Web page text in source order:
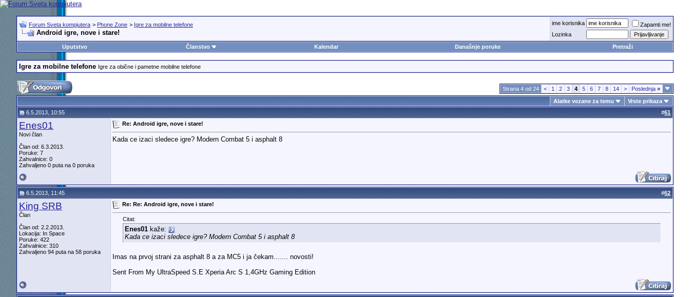
Forum Sveta kompjutera > Phone Zone > Igre za mobilne telefone
Android igre, nove i stare!
ime korisnika
Zapamti me!
Lozinka
Uputstvo
Članstvo Kalendar Današnje poruke Pretraži
Igre za mobilne telefone Igre za obične i pametne mobilne telefone
Strana 4 od 24 < 1 2 3 4 5 6 7 8 14 > Poslednja »
Alatke vezane za temu
Vrste prikaza
6.5.2013, 10:55
#61
Enes01
Novi član
Član od: 6.3.2013.
Poruke: 7
Zahvalnice: 0
Zahvaljeno 0 puta na 0 poruka
Re: Android igre, nove i stare!
Kada ce izaci sledece igre? Modern Combat 5 i asphalt 8
6.5.2013, 11:45 #62
King SRB
Član
Član od: 2.2.2013.
Lokacija: In Space
Poruke: 422
Zahvalnice: 310
Zahvaljeno 94 puta na 58 poruka
Re: Re: Android igre, nove i stare!
Citat:
Enes01kaže:
Kada ce izaci sledece igre? Modern Combat 5 i asphalt 8
Imas na prvoj strani za asphalt 8 a za MC5 i ja čekam....... novosti!
Sent From My UltraSpeed S.E Xperia Arc S 1,4GHz Gaming Edition